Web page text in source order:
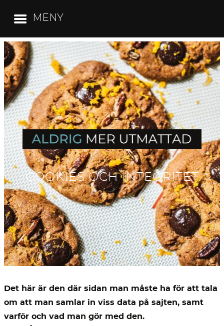
COOKIES OCH INTEGRITET
Det här är den där sidan man måste ha för att tala
om att man samlar in viss data på sajten, samt
varför och vad man gör med den.
MENY